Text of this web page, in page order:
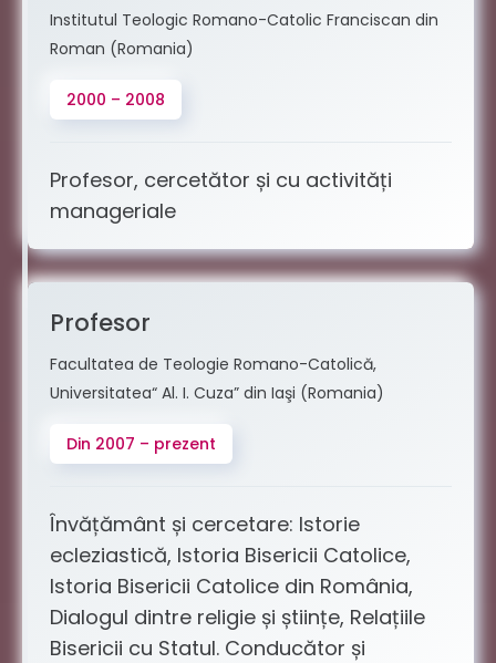
Institutul Teologic Romano-Catolic Franciscan din
Roman (Romania)
2000 – 2008
Profesor, cercetător și cu activități
manageriale
Profesor
Facultatea de Teologie Romano-Catolică,
Universitatea“ Al. I. Cuza” din Iaşi (Romania)
Din 2007 – prezent
Învățământ și cercetare: Istorie
ecleziastică, Istoria Bisericii Catolice,
Istoria Bisericii Catolice din România,
Dialogul dintre religie și științe, Relațiile
Bisericii cu Statul. Conducător și